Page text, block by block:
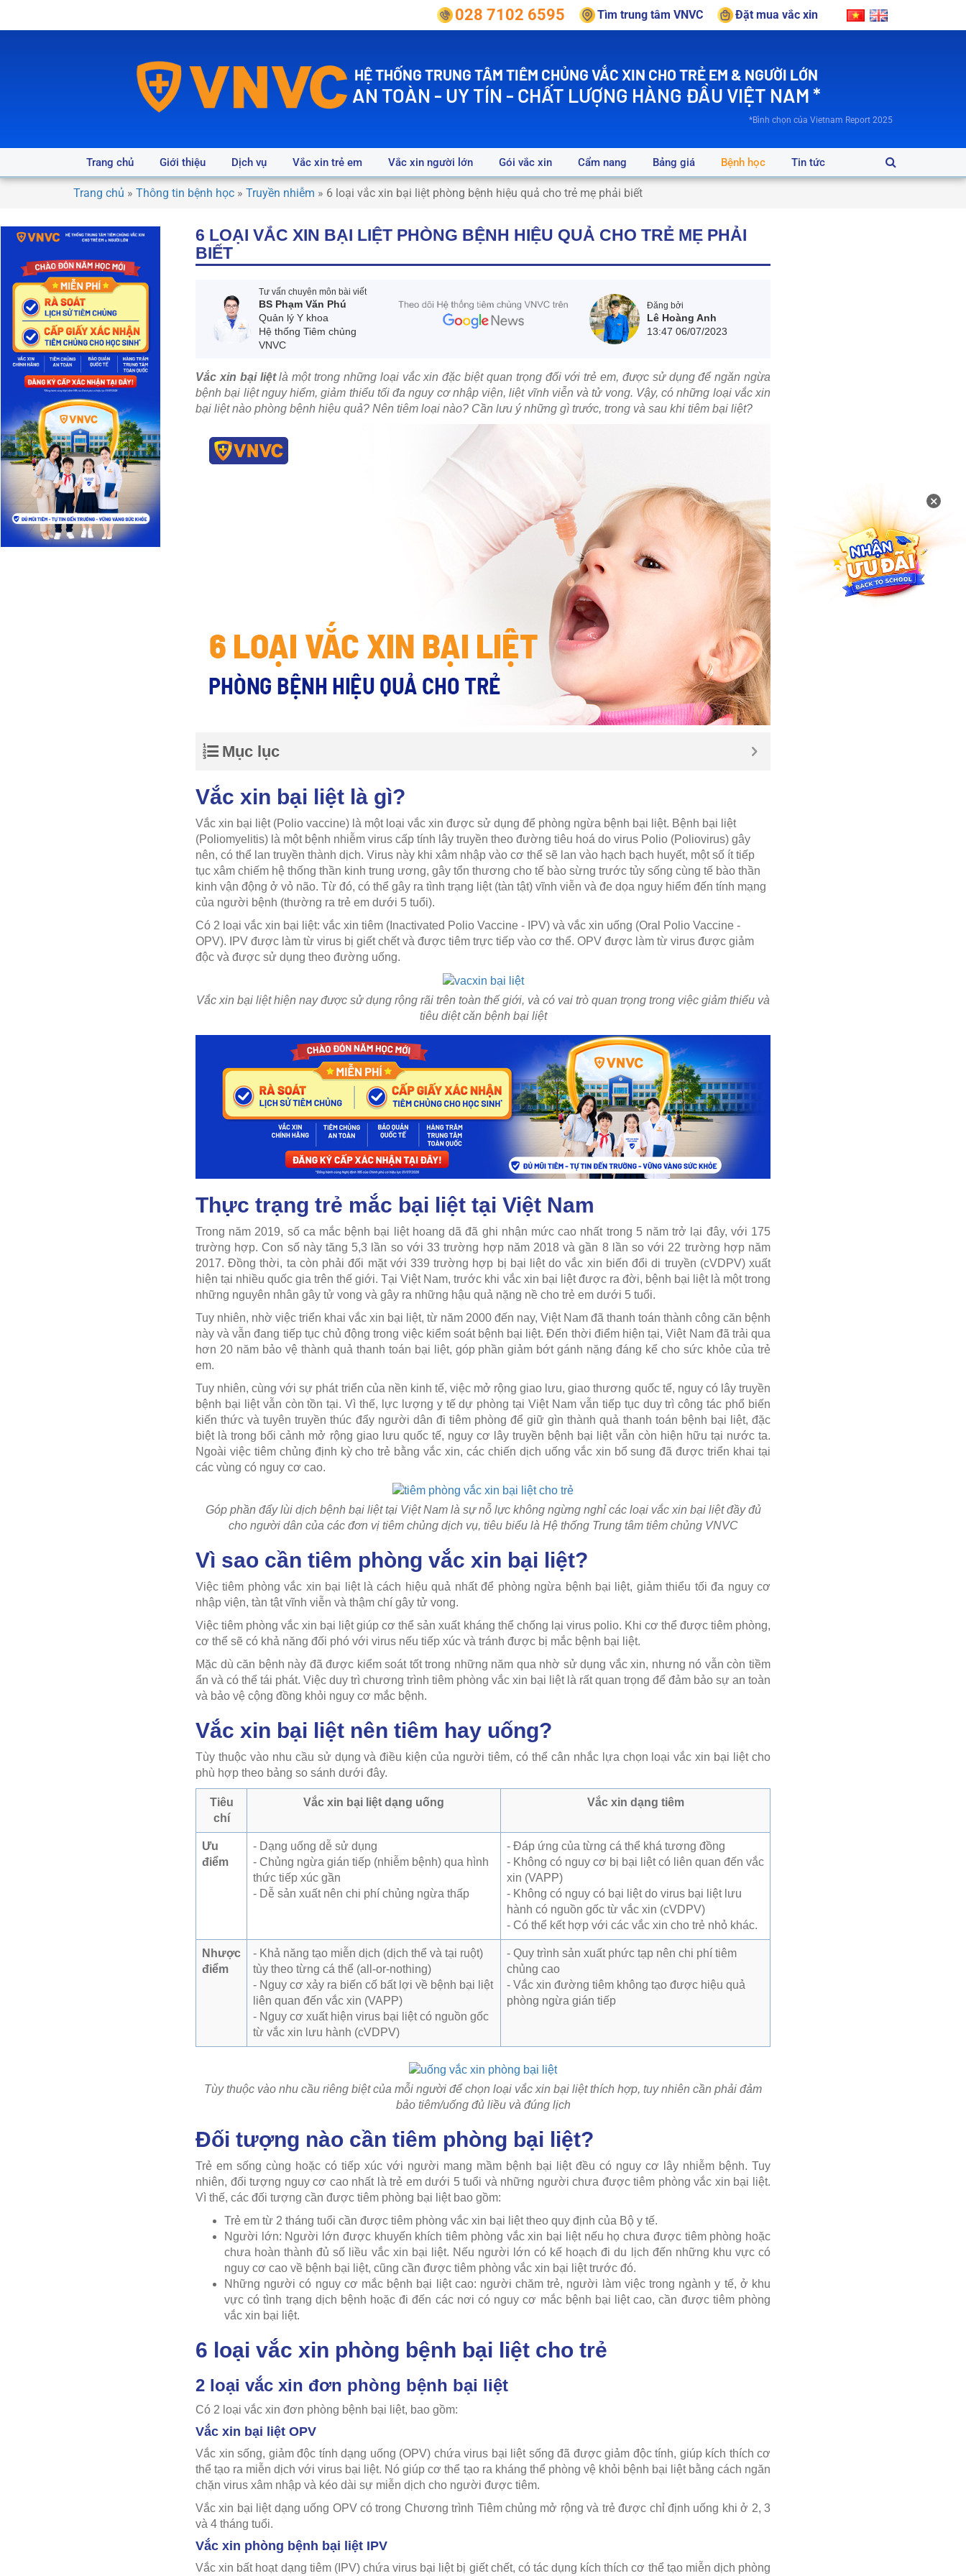
028 7102 6595 Tìm trung tâm VNVC Đặt mua vắc xin
HỆ THỐNG TRUNG TÂM TIÊM CHỦNG VẮC XIN CHO TRẺ EM & NGƯỜI LỚN
AN TOÀN - UY TÍN - CHẤT LƯỢNG HÀNG ĐẦU VIỆT NAM *
*Bình chọn của Vietnam Report 2025
Trang chủ Giới thiệu Dịch vụ Vắc xin trẻ em Vắc xin người lớn Gói vắc xin Cẩm nang Bảng giá Bệnh học Tin tức
Trang chủ » Thông tin bệnh học » Truyền nhiễm » 6 loại vắc xin bại liệt phòng bệnh hiệu quả cho trẻ mẹ phải biết
6 LOẠI VẮC XIN BẠI LIỆT PHÒNG BỆNH HIỆU QUẢ CHO TRẺ MẸ PHẢI
BIẾT
Tư vấn chuyên môn bài viết
BS Phạm Văn Phú
Quản lý Y khoa
Hệ thống Tiêm chủng
VNVC
Đăng bởi
Lê Hoàng Anh
13:47 06/07/2023
Vắc xin bại liệtlà một trong những loại vắc xin đặc biệt quan trọng đối với trẻ em, được sử dụng để ngăn ngừa
bệnh bại liệt nguy hiểm, giảm thiểu tối đa nguy cơ nhập viện, liệt vĩnh viễn và tử vong. Vậy, có những loại vắc xin
bại liệt nào phòng bệnh hiệu quả? Nên tiêm loại nào? Cần lưu ý những gì trước, trong và sau khi tiêm bại liệt?
Mục lục
Vắc xin bại liệt là gì?
Vắc xin bại liệt (Polio vaccine) là một loại vắc xin được sử dụng để phòng ngừa bệnh bại liệt. Bệnh bại liệt
(Poliomyelitis) là một bệnh nhiễm virus cấp tính lây truyền theo đường tiêu hoá do virus Polio (Poliovirus) gây
nên, có thể lan truyền thành dịch. Virus này khi xâm nhập vào cơ thể sẽ lan vào hạch bạch huyết, một số ít tiếp
tục xâm chiếm hệ thống thần kinh trung ương, gây tổn thương cho tế bào sừng trước tủy sống cùng tế bào thần
kinh vận động ở vỏ não. Từ đó, có thể gây ra tình trạng liệt (tàn tật) vĩnh viễn và đe dọa nguy hiểm đến tính mạng
của người bệnh (thường ra trẻ em dưới 5 tuổi).
Có 2 loại vắc xin bại liệt: vắc xin tiêm (Inactivated Polio Vaccine - IPV) và vắc xin uống (Oral Polio Vaccine -
OPV). IPV được làm từ virus bị giết chết và được tiêm trực tiếp vào cơ thể. OPV được làm từ virus được giảm
độc và được sử dụng theo đường uống.
Vắc xin bại liệt hiện nay được sử dụng rộng rãi trên toàn thế giới, và có vai trò quan trọng trong việc giảm thiểu và
tiêu diệt căn bệnh bại liệt
Thực trạng trẻ mắc bại liệt tại Việt Nam
Trong năm 2019, số ca mắc bệnh bại liệt hoang dã đã ghi nhận mức cao nhất trong 5 năm trở lại đây, với 175
trường hợp. Con số này tăng 5,3 lần so với 33 trường hợp năm 2018 và gần 8 lần so với 22 trường hợp năm
2017. Đồng thời, ta còn phải đối mặt với 339 trường hợp bị bại liệt do vắc xin biến đổi di truyền (cVDPV) xuất
hiện tại nhiều quốc gia trên thế giới. Tại Việt Nam, trước khi vắc xin bại liệt được ra đời, bệnh bại liệt là một trong
những nguyên nhân gây tử vong và gây ra những hậu quả nặng nề cho trẻ em dưới 5 tuổi.
Tuy nhiên, nhờ việc triển khai vắc xin bại liệt, từ năm 2000 đến nay, Việt Nam đã thanh toán thành công căn bệnh
này và vẫn đang tiếp tục chủ động trong việc kiểm soát bệnh bại liệt. Đến thời điểm hiện tại, Việt Nam đã trải qua
hơn 20 năm bảo vệ thành quả thanh toán bại liệt, góp phần giảm bớt gánh nặng đáng kể cho sức khỏe của trẻ
em.
Tuy nhiên, cùng với sự phát triển của nền kinh tế, việc mở rộng giao lưu, giao thương quốc tế, nguy có lây truyền
bệnh bại liệt vẫn còn tồn tại. Vì thế, lực lượng y tế dự phòng tại Việt Nam vẫn tiếp tục duy trì công tác phổ biến
kiến thức và tuyên truyền thúc đẩy người dân đi tiêm phòng để giữ gìn thành quả thanh toán bệnh bại liệt, đặc
biệt là trong bối cảnh mở rộng giao lưu quốc tế, nguy cơ lây truyền bệnh bại liệt vẫn còn hiện hữu tại nước ta.
Ngoài việc tiêm chủng định kỳ cho trẻ bằng vắc xin, các chiến dịch uống vắc xin bổ sung đã được triển khai tại
các vùng có nguy cơ cao.
Góp phần đẩy lùi dịch bệnh bại liệt tại Việt Nam là sự nỗ lực không ngừng nghỉ các loại vắc xin bại liệt đầy đủ
cho người dân của các đơn vị tiêm chủng dịch vụ, tiêu biểulà Hệ thống Trung tâm tiêm chủng VNVC
Vì sao cần tiêm phòng vắc xin bại liệt?
Việc tiêm phòng vắc xin bại liệt là cách hiệu quả nhất để phòng ngừa bệnh bại liệt, giảm thiểu tối đa nguy cơ
nhập viện, tàn tật vĩnh viễn và thậm chí gây tử vong.
Việc tiêm phòng vắc xin bại liệt giúp cơ thể sản xuất kháng thể chống lại virus polio. Khi cơ thể được tiêm phòng,
cơ thể sẽ có khả năng đối phó với virus nếu tiếp xúc và tránh được bị mắc bệnh bại liệt.
Mặc dù căn bệnh này đã được kiểm soát tốt trong những năm qua nhờ sử dụng vắc xin, nhưng nó vẫn còn tiềm
ẩn và có thể tái phát. Việc duy trì chương trình tiêm phòng vắc xin bại liệt là rất quan trọng để đảm bảo sự an toàn
và bảo vệ cộng đồng khỏi nguy cơ mắc bệnh.
Vắc xin bại liệt nên tiêm hay uống?
Tùy thuộc vào nhu cầu sử dụng và điều kiện của người tiêm, có thể cân nhắc lựa chọn loại vắc xin bại liệt cho
phù hợp theo bảng so sánh dưới đây.
Tiêu
chí
Vắc xin bại liệt dạng uống Vắc xin dạng tiêm
Ưu
điểm
- Dạng uống dễ sử dụng
- Chủng ngừa gián tiếp (nhiễm bệnh) qua hình
thức tiếp xúc gần
- Dễ sản xuất nên chi phí chủng ngừa thấp
- Đáp ứng của từng cá thể khá tương đồng
- Không có nguy cơ bị bại liệt có liên quan đến vắc
xin (VAPP)
- Không có nguy có bại liệt do virus bại liệt lưu
hành có nguồn gốc từ vắc xin (cVDPV)
- Có thể kết hợp với các vắc xin cho trẻ nhỏ khác.
Nhược
điểm
- Khả năng tạo miễn dịch (dịch thể và tại ruột)
tùy theo từng cá thể (all-or-nothing)
- Nguy cơ xảy ra biến cố bất lợi về bệnh bại liệt
liên quan đến vắc xin (VAPP)
- Nguy cơ xuất hiện virus bại liệt có nguồn gốc
từ vắc xin lưu hành (cVDPV)
- Quy trình sản xuất phức tạp nên chi phí tiêm
chủng cao
- Vắc xin đường tiêm không tạo được hiệu quả
phòng ngừa gián tiếp
Tùy thuộc vào nhu cầu riêng biệt của mỗi người để chọn loại vắc xin bại liệt thích hợp, tuy nhiên cần phải đảm
bảo tiêm/uống đủ liều và đúng lịch
Đối tượng nào cần tiêm phòng bại liệt?
Trẻ em sống cùng hoặc có tiếp xúc với người mang mầm bệnh bại liệt đều có nguy cơ lây nhiễm bệnh. Tuy
nhiên, đối tượng nguy cơ cao nhất là trẻ em dưới 5 tuổi và những người chưa được tiêm phòng vắc xin bại liệt.
Vì thế, các đối tượng cần được tiêm phòng bại liệt bao gồm:
Trẻ em từ 2 tháng tuổi cần được tiêm phòng vắc xin bại liệt theo quy định của Bộ y tế.
Người lớn: Người lớn được khuyến khích tiêm phòng vắc xin bại liệt nếu họ chưa được tiêm phòng hoặc
chưa hoàn thành đủ số liều vắc xin bại liệt. Nếu người lớn có kế hoạch đi du lịch đến những khu vực có
nguy cơ cao về bệnh bại liệt, cũng cần được tiêm phòng vắc xin bại liệt trước đó.
Những người có nguy cơ mắc bệnh bại liệt cao: người chăm trẻ, người làm việc trong ngành y tế, ở khu
vực có tình trạng dịch bệnh hoặc đi đến các nơi có nguy cơ mắc bệnh bại liệt cao, cần được tiêm phòng
vắc xin bại liệt.
6 loại vắc xin phòng bệnh bại liệt cho trẻ
2 loại vắc xin đơn phòng bệnh bại liệt
Có 2 loại vắc xin đơn phòng bệnh bại liệt, bao gồm:
Vắc xin bại liệt OPV
Vắc xin sống, giảm độc tính dạng uống (OPV) chứa virus bại liệt sống đã được giảm độc tính, giúp kích thích cơ
thể tạo ra miễn dịch với virus bại liệt. Nó giúp cơ thể tạo ra kháng thể phòng vệ khỏi bệnh bại liệt bằng cách ngăn
chặn virus xâm nhập và kéo dài sự miễn dịch cho người được tiêm.
Vắc xin bại liệt dạng uống OPV có trong Chương trình Tiêm chủng mở rộng và trẻ được chỉ định uống khi ở 2, 3
và 4 tháng tuổi.
Vắc xin phòng bệnh bại liệt IPV
Vắc xin bất hoạt dạng tiêm (IPV) chứa virus bại liệt bị giết chết, có tác dụng kích thích cơ thể tạo miễn dịch phòng
×